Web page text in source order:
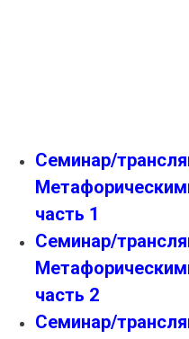
Семинар/
часть 1
Семинар/
часть 2
Семинар/